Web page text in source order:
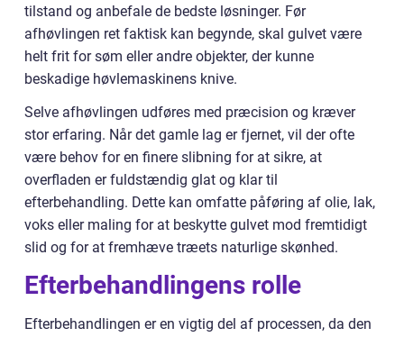
tilstand og anbefale de bedste løsninger. Før
afhøvlingen ret faktisk kan begynde, skal gulvet være
helt frit for søm eller andre objekter, der kunne
beskadige høvlemaskinens knive.
Selve afhøvlingen udføres med præcision og kræver
stor erfaring. Når det gamle lag er fjernet, vil der ofte
være behov for en finere slibning for at sikre, at
overfladen er fuldstændig glat og klar til
efterbehandling. Dette kan omfatte påføring af olie, lak,
voks eller maling for at beskytte gulvet mod fremtidigt
slid og for at fremhæve træets naturlige skønhed.
Efterbehandlingens rolle
Efterbehandlingen er en vigtig del af processen, da den